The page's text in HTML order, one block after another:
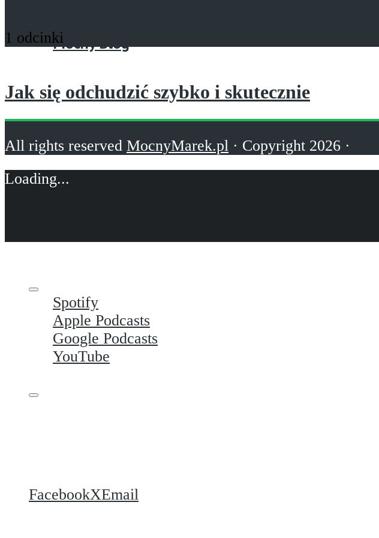
Mocny Blog
1 odcinki
Jak się odchudzić szybko i skutecznie
All rights reserved MocnyMarek.pl · Copyright 2026 ·
Spotify
Apple Podcasts
Google Podcasts
YouTube
FacebookXEmail